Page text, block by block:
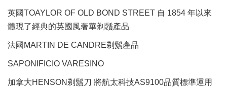
英國TOAYLOR OF OLD BOND STREET 自 1854 年以來
體現了經典的英國風奢華剃鬚產品
法國MARTIN DE CANDRE剃鬚產品
SAPONIFICIO VARESINO
加拿大HENSON剃鬚刀 將航太科技AS9100品質標準運用